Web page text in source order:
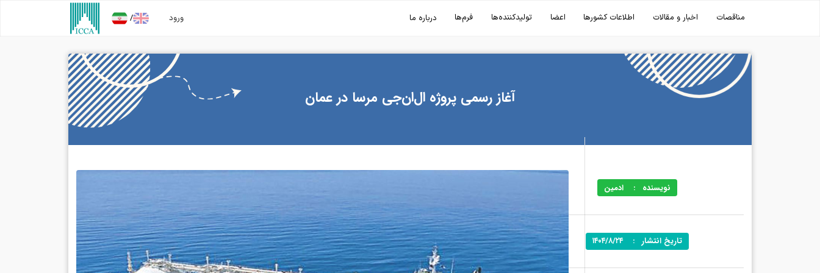
مناقصات اخبار و مقالات اطلاعات کشورها اعضا تولیدکننده‌ها فرم‌ها درباره ما ورود /
آغاز رسمی پروژه ال‌ان‌جی مرسا در عمان
نویسنده :ادمین
تاریخ انتشار :۱۴۰۴/۸/۲۴